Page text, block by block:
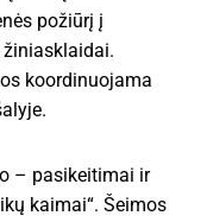
požiūrį į
koordinuojama
– pasikeitimai ir
kaimai“. Šeimos